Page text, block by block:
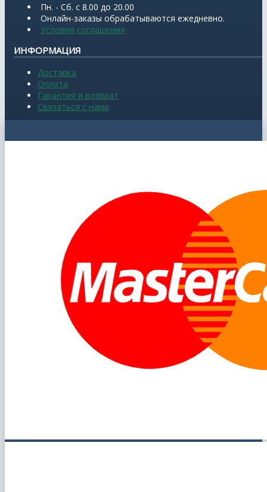
Пн. - Сб. с 8.00 до 20.00
Онлайн-заказы обрабатываются ежедневно.
Условия соглашения
ИНФОРМАЦИЯ
Доставка
Оплата
Гарантия и возврат
Связаться с нами